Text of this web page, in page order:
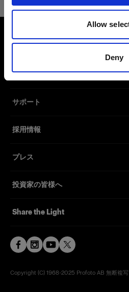
Allow
Deny
会社概要
お問い合わせ
サポート
採用情報
プレス
投資家の皆様へ
Share the Light
Copyright (C) 1968-2025 Profoto AB 無断複写